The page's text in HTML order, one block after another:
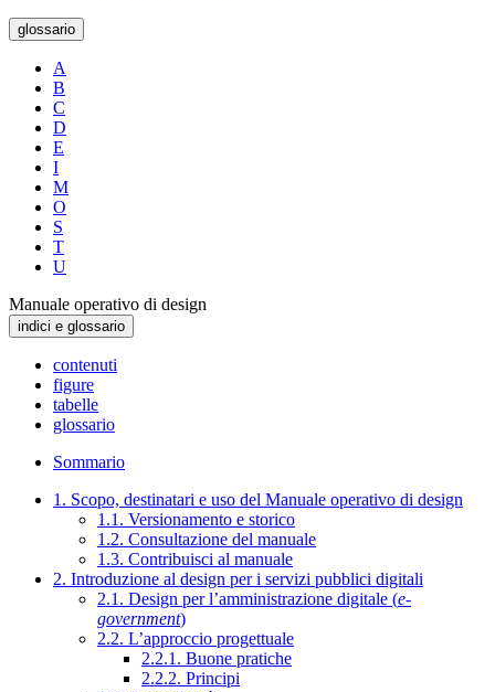
glossario
A
B
C
D
E
I
M
O
S
T
U
Manuale operativo di design
indici e glossario
contenuti
figure
tabelle
glossario
Sommario
1. Scopo, destinatari e uso del Manuale operativo di design
1.1. Versionamento e storico
1.2. Consultazione del manuale
1.3. Contribuisci al manuale
2. Introduzione al design per i servizi pubblici digitali
2.1. Design per l’amministrazione digitale (e-
government)
2.2. L’approccio progettuale
2.2.1. Buone pratiche
2.2.2. Principi